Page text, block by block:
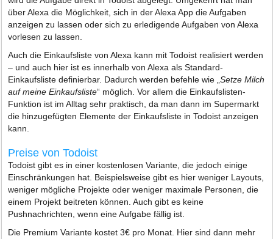
über Alexa die Möglichkeit, sich in der Alexa App die Aufgaben
anzeigen zu lassen oder sich zu erledigende Aufgaben von Alexa
vorlesen zu lassen.
Auch die Einkaufsliste von Alexa kann mit Todoist realisiert werden
– und auch hier ist es innerhalb von Alexa als Standard-
Einkaufsliste definierbar. Dadurch werden befehle wie „Setze Milch
auf meine Einkaufsliste“ möglich. Vor allem die Einkaufslisten-
Funktion ist im Alltag sehr praktisch, da man dann im Supermarkt
die hinzugefügten Elemente der Einkaufsliste in Todoist anzeigen
kann.
Preise von Todoist
Todoist gibt es in einer kostenlosen Variante, die jedoch einige
Einschränkungen hat. Beispielsweise gibt es hier weniger Layouts,
weniger mögliche Projekte oder weniger maximale Personen, die
einem Projekt beitreten können. Auch gibt es keine
Pushnachrichten, wenn eine Aufgabe fällig ist.
Die Premium Variante kostet 3€ pro Monat. Hier sind dann mehr